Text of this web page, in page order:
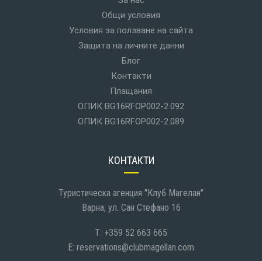
Общи условия
Условия за ползване на сайта
Защита на личните данни
Блог
Контакти
Плащания
ОПИК BG16RFOP002-2.092
ОПИК BG16RFOP002-2.089
КОНТАКТИ
Туристическа агенция "Клуб Магелан"
Варна, ул. Сан Стефано 16
T: +359 52 663 665
E: reservations@clubmagellan.com